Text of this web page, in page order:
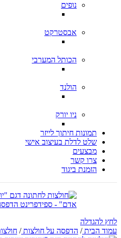
נופים
אבסטרקט
הכותל המערבי
הולנד
ניו יורק
תמונות חיתוך לייזר
שלט לדלת בעיצוב אישי
מבצעים
צרו קשר
הזמנת ביגוד
לחץ להגדלה
עמוד הבית/ הדפסה על חולצות/